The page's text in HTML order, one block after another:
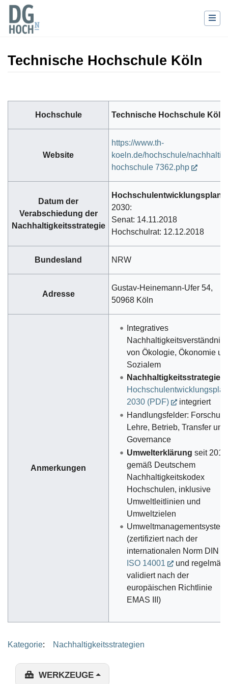
Technische Hochschule Köln
Hochschule Technische Hochschule Köln
Website
https://www.th-
koeln.de/hochschule/
hochschule 7362.php
Datum der
Verabschiedung der
Nachhaltigkeitsstrategie
Hochschulentwicklungsplan
2030:
Senat: 14.11.2018
Hochschulrat: 12.12.2018
Bundesland NRW
Adresse
Gustav-Heinemann-Ufer 54,
50968 Köln
Anmerkungen
Integratives
Nachhaltigkeitsverständnis
von Ökologie, Ökonomie
Sozialem
Nachhaltigkeitsstrategie
Hochschulentwicklungsplan
2030 (PDF)
integriert
Handlungsfelder:
Lehre, Betrieb, Transfer und
Governance
Umwelterklärung seit 2018
gemäß Deutschem
Nachhaltigkeitskodex
Hochschulen, inklusive
Umweltleitlinien und
Umweltzielen
Umweltmanagementsystem
(zertifiziert nach der
internationalen Norm DIN
ISO 14001
und
validiert nach der
europäischen Richtlinie
EMAS III)
Kategorie: Nachhaltigkeitsstrategien
WERKZEUGE